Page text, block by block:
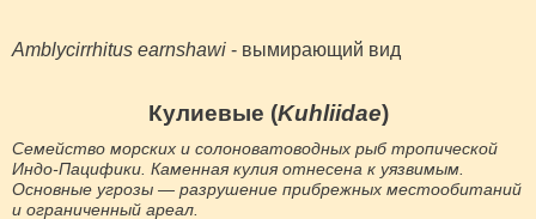
Amblycirrhitus earnshawi - вымирающий вид
Кулиевые (Kuhliidae)
Семейство морских и солоноватоводных рыб тропической
Индо-Пацифики. Каменная кулия отнесена к уязвимым.
Основные угрозы — разрушение прибрежных местообитаний
и ограниченный ареал.